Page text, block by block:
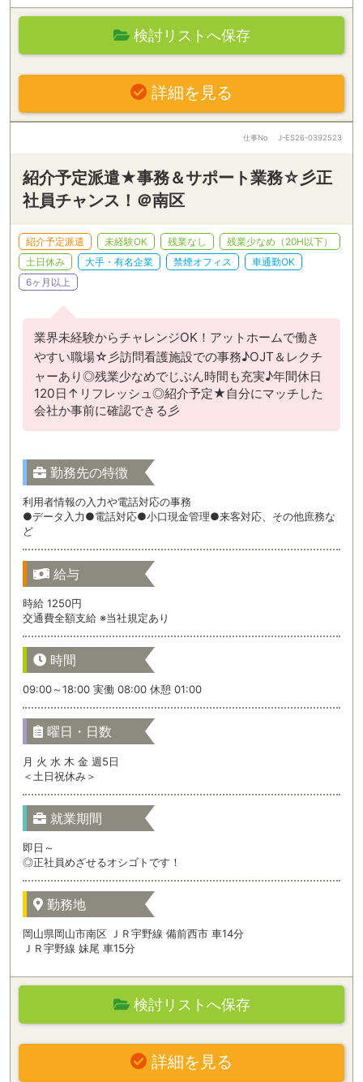
検討リストへ保存
詳細を見る
仕事No J-ES26-0392523
紹介予定派遣★事務＆サポート業務☆彡正
社員チャンス！＠南区
紹介予定派遣 未経験OK 残業なし
残業少なめ（20H以下）
土日休み
大手・有名企業 禁煙オフィス
車通勤OK
6ヶ月以上
業界未経験からチャレンジOK！アットホームで働き
やすい職場☆彡訪問看護施設での事務♪OJT＆レクチ
ャーあり◎残業少なめでじぶん時間も充実♪年間休日
120日↑リフレッシュ◎紹介予定★自分にマッチした
会社か事前に確認できる彡
勤務先の特徴
利用者情報の入力や電話対応の事務
●データ入力●電話対応●小口現金管理●来客対応、その他庶務な
ど
給与
時給 1250円
交通費全額支給 ※当社規定あり
時間
09:00～18:00 実働 08:00 休憩 01:00
曜日・日数
月 火 水 木 金 週5日
＜土日祝休み＞
就業期間
即日～
◎正社員めざせるオシゴトです！
勤務地
岡山県岡山市南区 ＪＲ宇野線 備前西市 車14分
ＪＲ宇野線 妹尾 車15分
検討リストへ保存
詳細を見る